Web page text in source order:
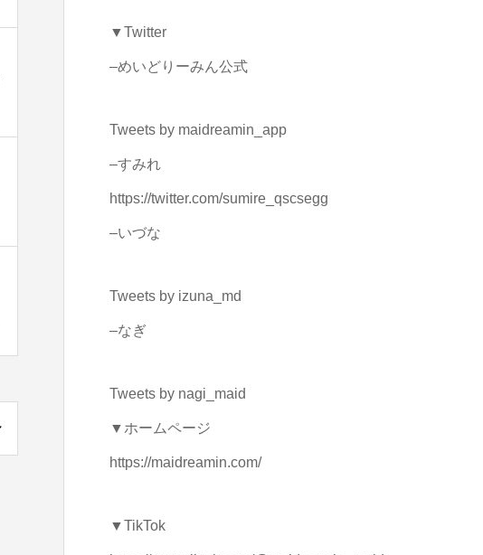
▼Twitter
–めいどりーみん公式
Tweets by maidreamin_app
–すみれ
https://twitter.com/sumire_qscsegg
–いづな
Tweets by izuna_md
–なぎ
Tweets by nagi_maid
▼ホームページ
https://maidreamin.com/
▼TikTok